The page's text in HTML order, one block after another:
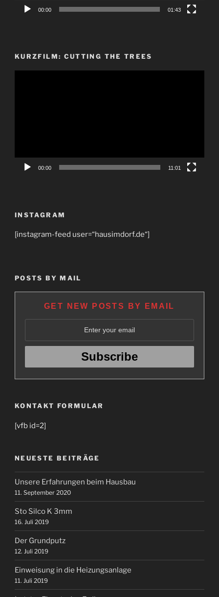
00:00 01:43
KURZFILM: CUTTING THE TREES
00:00 11:01
INSTAGRAM
[instagram-feed user=“hausimdorf.de“]
POSTS BY MAIL
GET NEW POSTS BY EMAIL
KONTAKT FORMULAR
[vfb id=2]
NEUESTE BEITRÄGE
Unsere Erfahrungen beim Hausbau
11. September 2020
Sto Silco K 3mm
16. Juli 2019
Der Grundputz
12. Juli 2019
Einweisung in die Heizungsanlage
11. Juli 2019